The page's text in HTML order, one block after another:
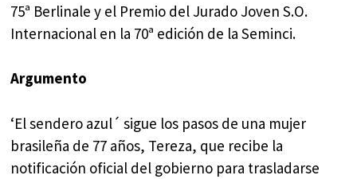
75ª Berlinale y el Premio del Jurado Joven S.O.
Internacional en la 70ª edición de la Seminci.
Argumento
‘El sendero azul´ sigue los pasos de una mujer
brasileña de 77 años, Tereza, que recibe la
notificación oficial del gobierno para trasladarse